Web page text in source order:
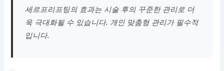
세르프리프팅의 효과는 시술 후의 꾸준한 관리로 더
욱 극대화될 수 있습니다. 개인 맞춤형 관리가 필수적
입니다.